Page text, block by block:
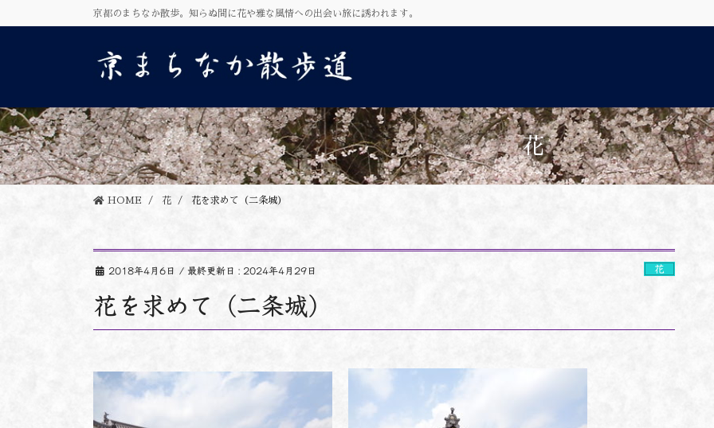
ン
移
動
ビ
ン
に
移
動
京都のまちなか散歩。知らぬ間に花や雅な風情への出会い旅に誘われます。
花
HOME 花 花を求めて（二条城）
2018年4月6日 / 最終更新日 : 2024年4月29日 花
花を求めて（二条城）